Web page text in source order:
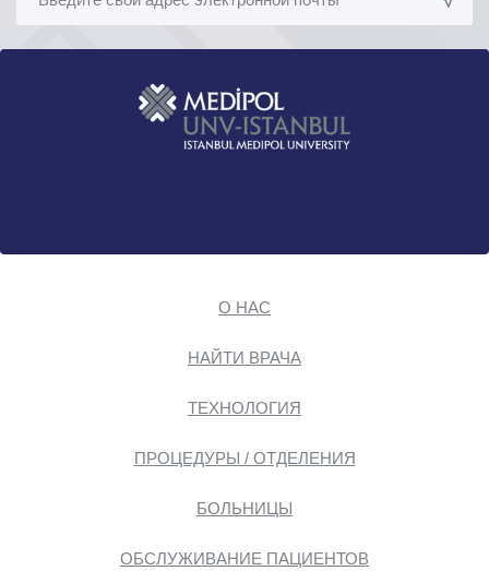
О НАС
НАЙТИ ВРАЧА
ТЕХНОЛОГИЯ
ПРОЦЕДУРЫ / ОТДЕЛЕНИЯ
БОЛЬНИЦЫ
ОБСЛУЖИВАНИЕ ПАЦИЕНТОВ